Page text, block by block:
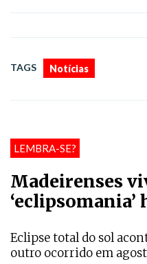
TAGS Notícias
LEMBRA-SE?
Madeirenses
‘eclipsomania’
Eclipse total do sol
outro ocorrido em